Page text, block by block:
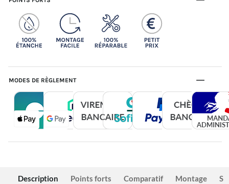
MODES DE RÈGLEMENT
Description Points forts Comparatif Montage